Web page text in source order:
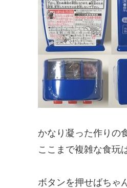
かなり凝った作りの
ここまで複雑な食玩
ボタンを押せばちゃ